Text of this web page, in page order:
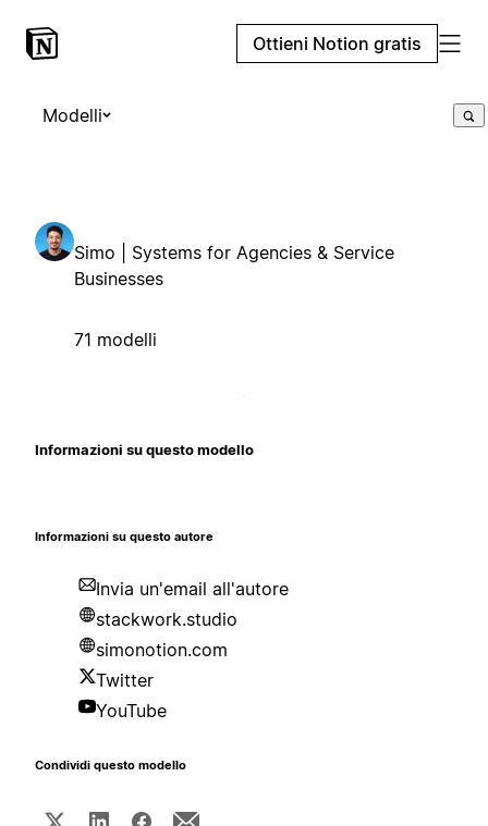
Ottieni Notion gratis
Modelli
Simo | Systems for Agencies & Service
Businesses
71 modelli
Informazioni su questo modello
Informazioni su questo autore
Invia un'email all'autore
stackwork.studio
simonotion.com
Twitter
YouTube
Condividi questo modello